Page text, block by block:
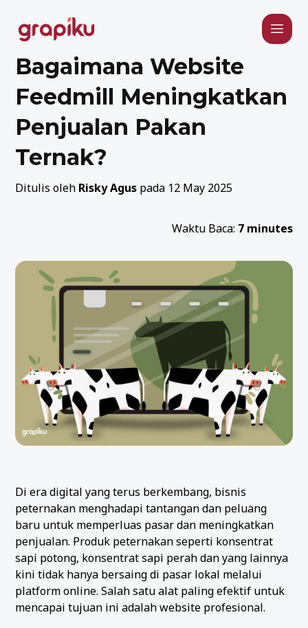
Bagaimana Website
Feedmill Meningkatkan
Penjualan Pakan
Ternak?
Ditulis oleh Risky Agus pada 12 May 2025
Waktu Baca: 7 minutes
Di era digital yang terus berkembang, bisnis
peternakan menghadapi tantangan dan peluang
baru untuk memperluas pasar dan meningkatkan
penjualan. Produk peternakan seperti konsentrat
sapi potong, konsentrat sapi perah dan yang lainnya
kini tidak hanya bersaing di pasar lokal melalui
platform online. Salah satu alat paling efektif untuk
mencapai tujuan ini adalah website profesional.